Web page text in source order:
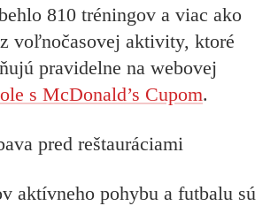
810 tréningov a viac ako
voľnočasovej aktivity, ktoré
pravidelne na webovej
s McDonald’s Cupom.
pred reštauráciami
aktívneho pohybu a futbalu sú